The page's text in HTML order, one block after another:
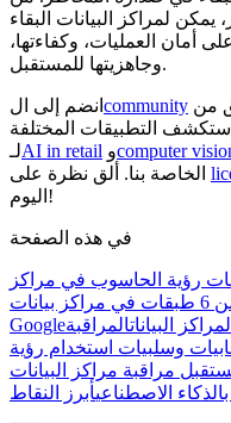
لمراكز البيانات البقاء
أمان العمليات، وكفاءتها،
وجاهزيتها للمستقبل.
انضم إلى ال community
التطبيقات المختلفة
لـAI in retail وcomputer
اليوم!
في هذه الصفحة
رؤية الحاسوب في مراكز
نظام الأمان المكون من 6 طبقات في مراكز بيانات
Google
البياناتالمراقبة
وسلبيات استخدام رؤية
مراقبة مراكز البيانات
الاصطناعيأبرز النقاط